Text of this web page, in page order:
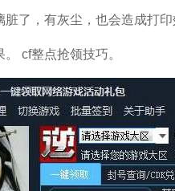
了，有灰尘，也会造成打印
cf整点抢领技巧。